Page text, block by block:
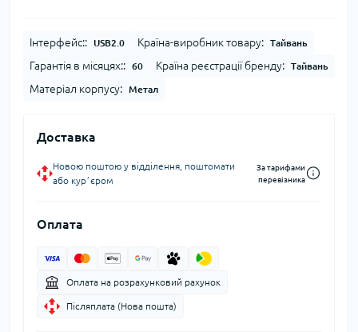
Інтерфейс:: USB2.0 Країна-виробник товару: Тайвань
Гарантія в місяцях:: 60 Країна реєстрації бренду: Тайвань
Матеріал корпусу: Метал
Доставка
Новою поштою у відділення, поштомати
або курʼєром
За тарифами
перевізника
Оплата
Оплата на розрахунковий рахунок
Післяплата (Нова пошта)